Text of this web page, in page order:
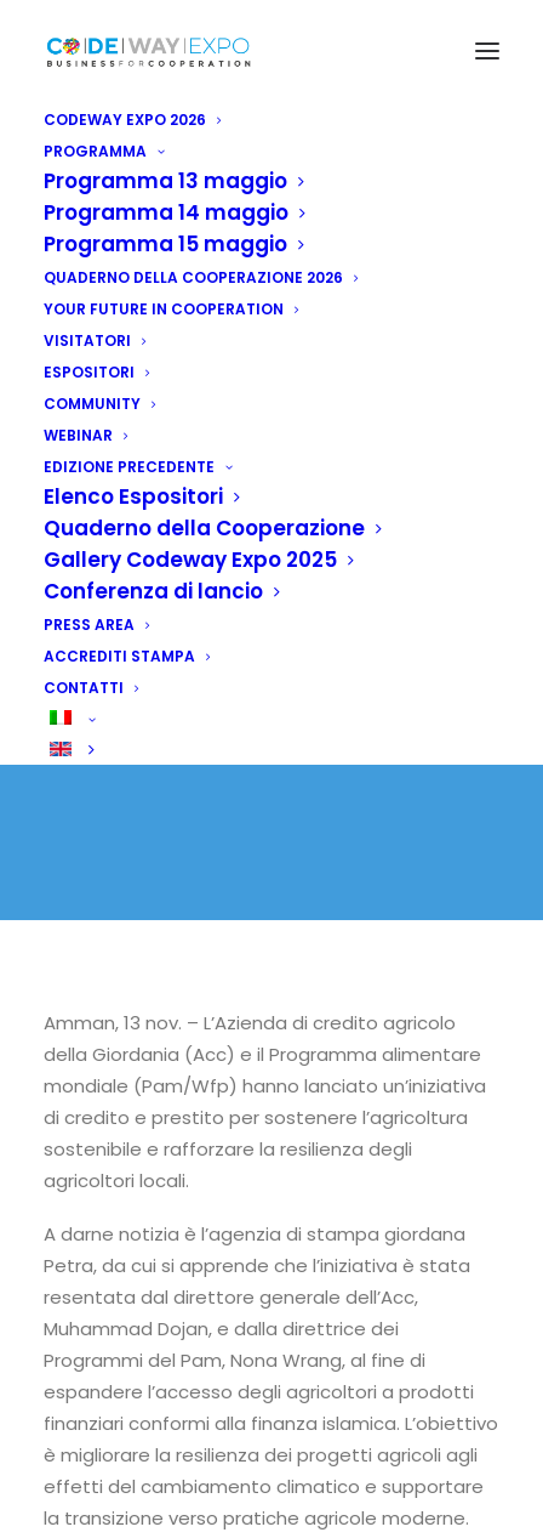
CODEWAY EXPO 2026
PROGRAMMA
Programma 13 maggio
Programma 14 maggio
Programma 15 maggio
QUADERNO DELLA COOPERAZIONE 2026
YOUR FUTURE IN COOPERATION
VISITATORI
ESPOSITORI
COMMUNITY
WEBINAR
EDIZIONE PRECEDENTE
Elenco Espositori
Quaderno della Cooperazione
Gallery Codeway Expo 2025
Conferenza di lancio
PRESS AREA
ACCREDITI STAMPA
CONTATTI
Giordania: lanciata
iniziativa per credito
in agricoltura
13 NOVEMBRE 2025 | IN
Amman, 13 nov. – L’Azienda di credito agricolo
della Giordania (Acc) e il Programma alimentare
mondiale (Pam/Wfp) hanno lanciato un’iniziativa
di credito e prestito per sostenere l’agricoltura
sostenibile e rafforzare la resilienza degli
agricoltori locali.
A darne notizia è l’agenzia di stampa giordana
Petra, da cui si apprende che l’iniziativa è stata
resentata dal direttore generale dell’Acc,
Muhammad Dojan, e dalla direttrice dei
Programmi del Pam, Nona Wrang, al fine di
espandere l’accesso degli agricoltori a prodotti
finanziari conformi alla finanza islamica. L’obiettivo
è migliorare la resilienza dei progetti agricoli agli
effetti del cambiamento climatico e supportare
la transizione verso pratiche agricole moderne.